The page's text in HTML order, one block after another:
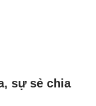
sự sẻ chia